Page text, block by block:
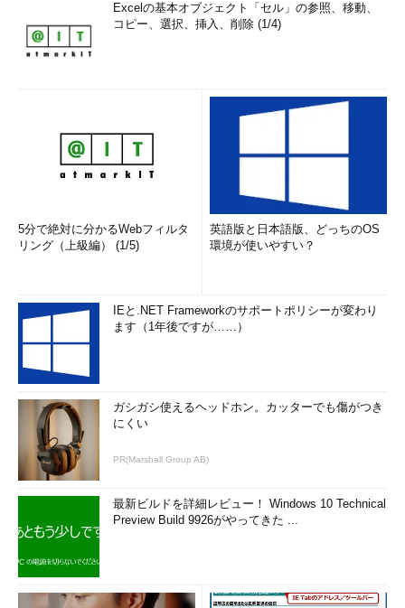
Excelの基本オブジェクト「セル」の参照、移動、
コピー、選択、挿入、削除 (1/4)
5分で絶対に分かるWebフィルタ
リング（上級編） (1/5)
英語版と日本語版、どっちのOS
環境が使いやすい？
IEと.NET Frameworkのサポートポリシーが変わり
ます（1年後ですが……）
ガシガシ使えるヘッドホン。カッターでも傷がつき
にくい
PR(Marshall Group AB)
最新ビルドを詳細レビュー！ Windows 10 Technical
Preview Build 9926がやってきた ...